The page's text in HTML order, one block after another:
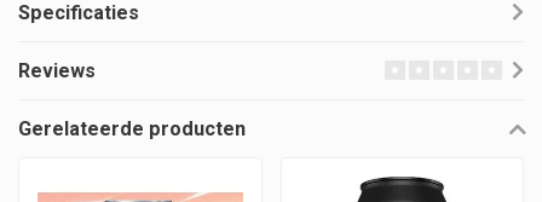
Specificaties
Reviews
Gerelateerde producten